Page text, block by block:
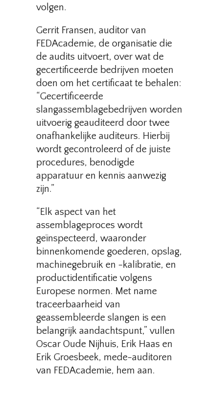
volgen.
Gerrit Fransen, auditor van
FEDAcademie, de organisatie die
de audits uitvoert, over wat de
gecertificeerde bedrijven moeten
doen om het certificaat te behalen:
“Gecertificeerde
slangassemblagebedrijven worden
uitvoerig geauditeerd door twee
onafhankelijke auditeurs. Hierbij
wordt gecontroleerd of de juiste
procedures, benodigde
apparatuur en kennis aanwezig
zijn.”
“Elk aspect van het
assemblageproces wordt
geïnspecteerd, waaronder
binnenkomende goederen, opslag,
machinegebruik en -kalibratie, en
productidentificatie volgens
Europese normen. Met name
traceerbaarheid van
geassembleerde slangen is een
belangrijk aandachtspunt,” vullen
Oscar Oude Nijhuis, Erik Haas en
Erik Groesbeek, mede-auditoren
van FEDAcademie, hem aan.